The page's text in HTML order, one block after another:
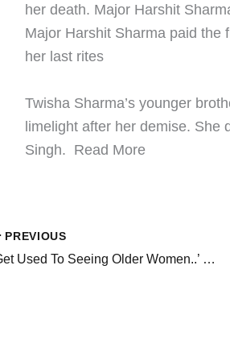
her death. Major Harshit
Major Harshit Sharma paid the
her last rites
​Twisha Sharma’s younger
limelight after her demise. She
Singh. ​Read More
PREVIOUS
‘Get Used To Seeing Older Women..’ Kangana Ranaut Slams Trolls Targeting Aishwarya Rai’s Cannes Look